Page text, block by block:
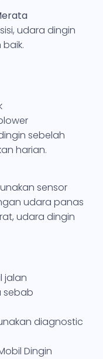
udara dingin
sebelah
harian.
sensor
udara panas
udara dingin
jalan
sebab
diagnostic
Dingin